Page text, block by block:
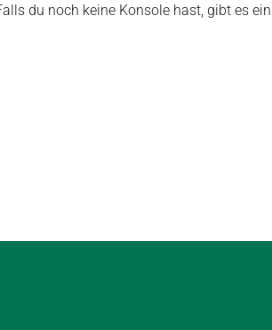
du noch keine Konsole hast, gibt es